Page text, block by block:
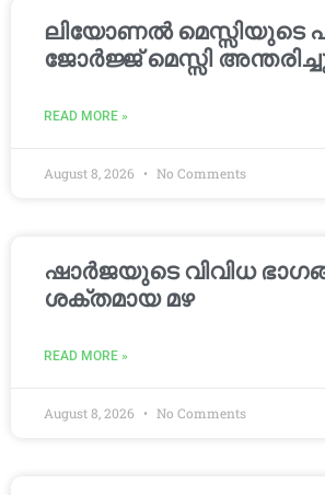
ലിയോണൽ മെസ്സിയുടെ
ജോർജ്ജ് മെസ്സി
READ MORE »
August 8, 2026 No Comments
ഷാർജയുടെ വിവിധ
ശക്തമായ മഴ
READ MORE »
August 8, 2026 No Comments